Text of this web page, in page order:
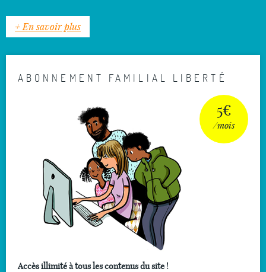
+ En savoir plus
ABONNEMENT FAMILIAL LIBERTÉ
5€
/mois
Accès illimité à tous les contenus du site !